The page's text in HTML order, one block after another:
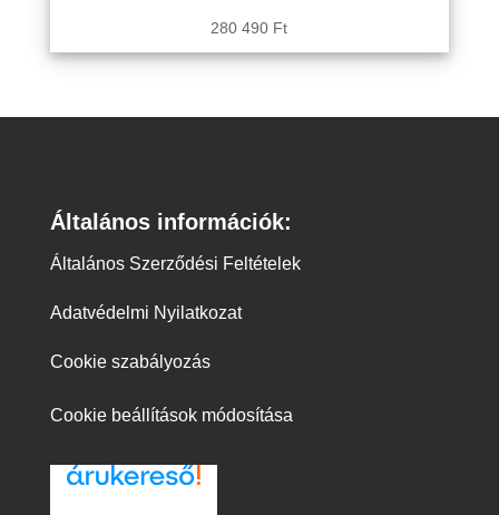
280 490 Ft
Általános információk:
Általános Szerződési Feltételek
Adatvédelmi Nyilatkozat
Cookie szabályozás
Cookie beállítások módosítása